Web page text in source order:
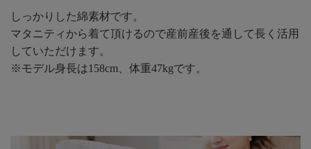
しっかりした綿素材です。
マタニティから着て頂けるので産前産後を通して長く活用
していただけます。
※モデル身長は158cm、体重47kgです。